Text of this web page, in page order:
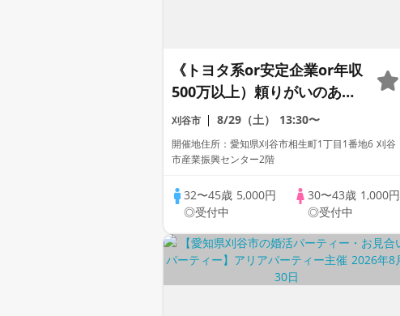
《トヨタ系or安定企業or年収
500万以上）頼りがいのある
男性と出会う婚活PARTY☆
刈谷市 8/29（土） 13:30〜
開催地住所：愛知県刈谷市相生町1丁目1番地6 刈谷
市産業振興センター2階
32〜45歳 5,000円
◎受付中
30〜43歳 1,000円
◎受付中